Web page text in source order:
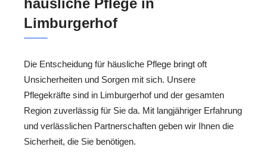
Limburgerhof
Die Entscheidung für häusliche Pflege bringt oft
Unsicherheiten und Sorgen mit sich. Unsere
Pflegekräfte sind in Limburgerhof und der gesamten
Region zuverlässig für Sie da. Mit langjähriger Erfahrung
und verlässlichen Partnerschaften geben wir Ihnen die
Sicherheit, die Sie benötigen.